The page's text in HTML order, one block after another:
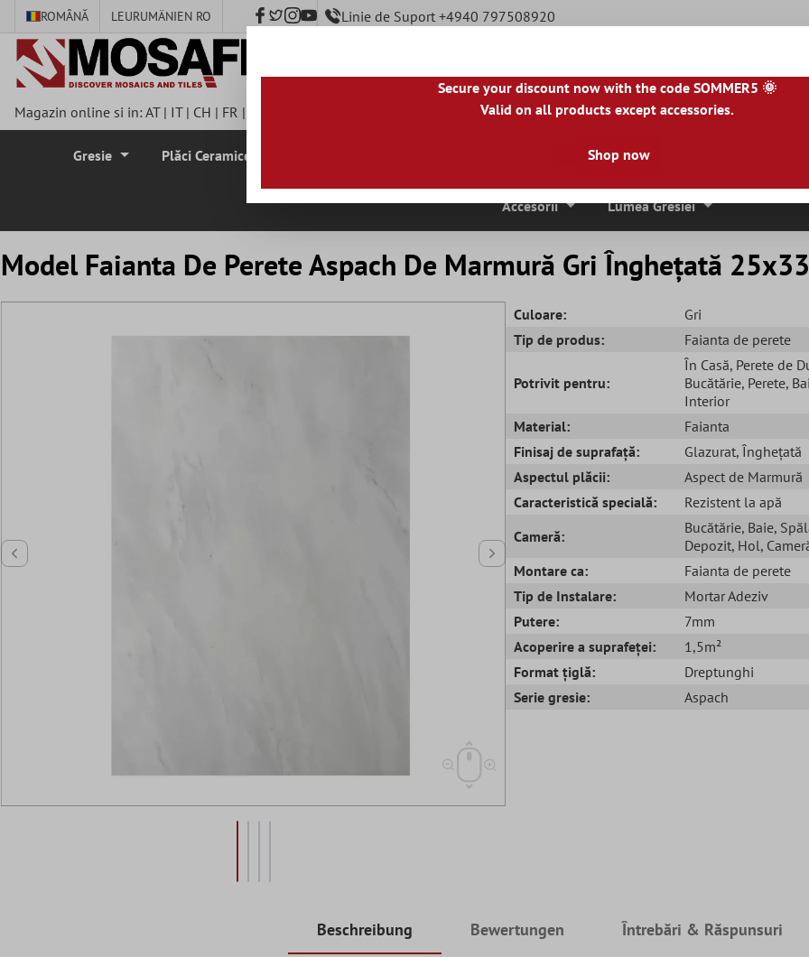
springen
ROMÂNĂ LEURUMÄNIEN RO Linie de Suport +4940 797508920
Magazin online si in:AT| IT| CH | FR | ES|PL|PT |FI |GR|RO |NO|HU|BG|HR|
Gresie Plăci Ceramice Pentru Pereti Placi De Piatra Naturala
Accesorii Lumea Gresiei
Model Faianta De Perete Aspach De Marmură Gri Înghețată
Culoare:
Gri
Tip de produs:
Faianta de perete
Potrivit pentru:
În Casă, Perete de
Bucătărie, Perete,
Interior
Material:
Faianta
Finisaj de suprafață:
Glazurat, Înghețată
Aspectul plăcii:
Aspect de Marmură
Caracteristică specială:
Rezistent la apă
Cameră:
Bucătărie, Baie,
Depozit, Hol,
Montare ca:
Faianta de perete
Tip de Instalare:
Mortar Adeziv
Putere:
7mm
Acoperire a suprafeței:
1,5m²
Format țiglă:
Dreptunghi
Serie gresie:
Aspach
Beschreibung Bewertungen Întrebări & Răspunsuri
Secure your discount now with the code SOMMER5 🌞
Valid on all products except accessories.
Shop now